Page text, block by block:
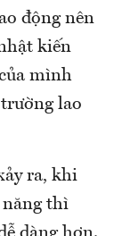
động nên
kiến
mình
lao
ra, khi
năng thì